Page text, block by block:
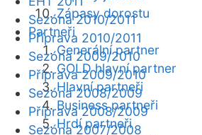
Zápasy dorostu
Partneři
Generální partner
GOLD hlavní partner
Hlavní partneři
Business partneři
Hrdí partneři
Sezóna 2010/2011
Příprava 2010/2011
Sezóna 2009/2010
Příprava 2009/2010
Sezóna 2008/2009
Příprava 2008/2009
Sezóna 2007/2008